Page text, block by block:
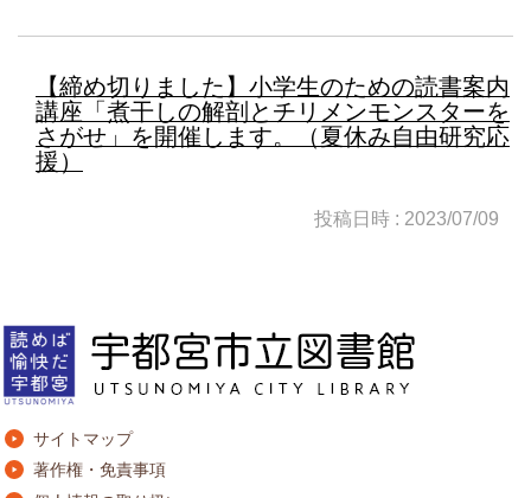
【締め切りました】小学生のための読書案内
講座「煮干しの解剖とチリメンモンスターを
さがせ」を開催します。（夏休み自由研究応
援）
投稿日時 : 2023/07/09
サイトマップ
著作権・免責事項